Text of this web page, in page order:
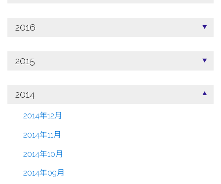
2016
2015
2014
2014年12月
2014年11月
2014年10月
2014年09月